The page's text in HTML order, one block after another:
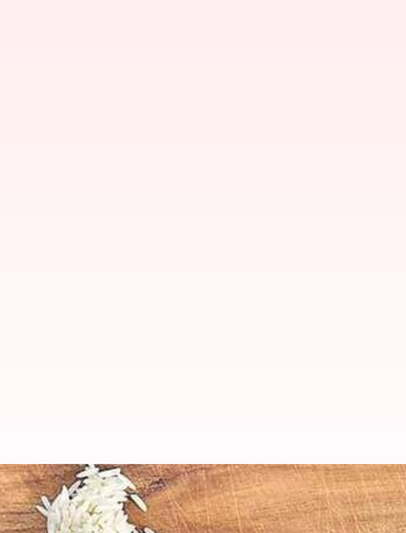
ఆర్సెనిక్‌ భయం..